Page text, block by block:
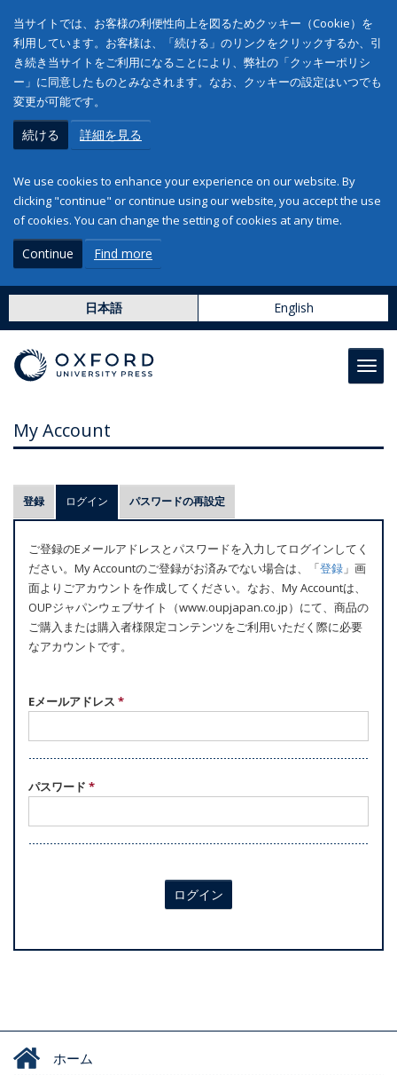
当サイトでは、お客様の利便性向上を図るためクッキー（Cookie）を
利用しています。お客様は、「続ける」のリンクをクリックするか、引
き続き当サイトをご利用になることにより、弊社の「クッキーポリシ
ー」に同意したものとみなされます。なお、クッキーの設定はいつでも
変更が可能です。
続ける 詳細を見る
We use cookies to enhance your experience on our website. By
clicking "continue" or continue using our website, you accept the use
of cookies. You can change the setting of cookies at any time.
Continue Find more
日本語 English
My Account
プ
ラ
マ
リ
ー
タ
ブ
登録 ログイン (アクティブなタブ)
パスワードの再設定
ご登録のEメールアドレスとパスワードを入力してログインしてく
ださい。My Accountのご登録がお済みでない場合は、「登録 」画
面よりごアカウントを作成してください。なお、My Accountは、
OUPジャパンウェブサイト（www.oupjapan.co.jp）にて、商品の
ご購入または購入者様限定コンテンツをご利用いただく際に必要
なアカウントです。
Eメールアドレス *
パスワード *
ログイン
ホーム